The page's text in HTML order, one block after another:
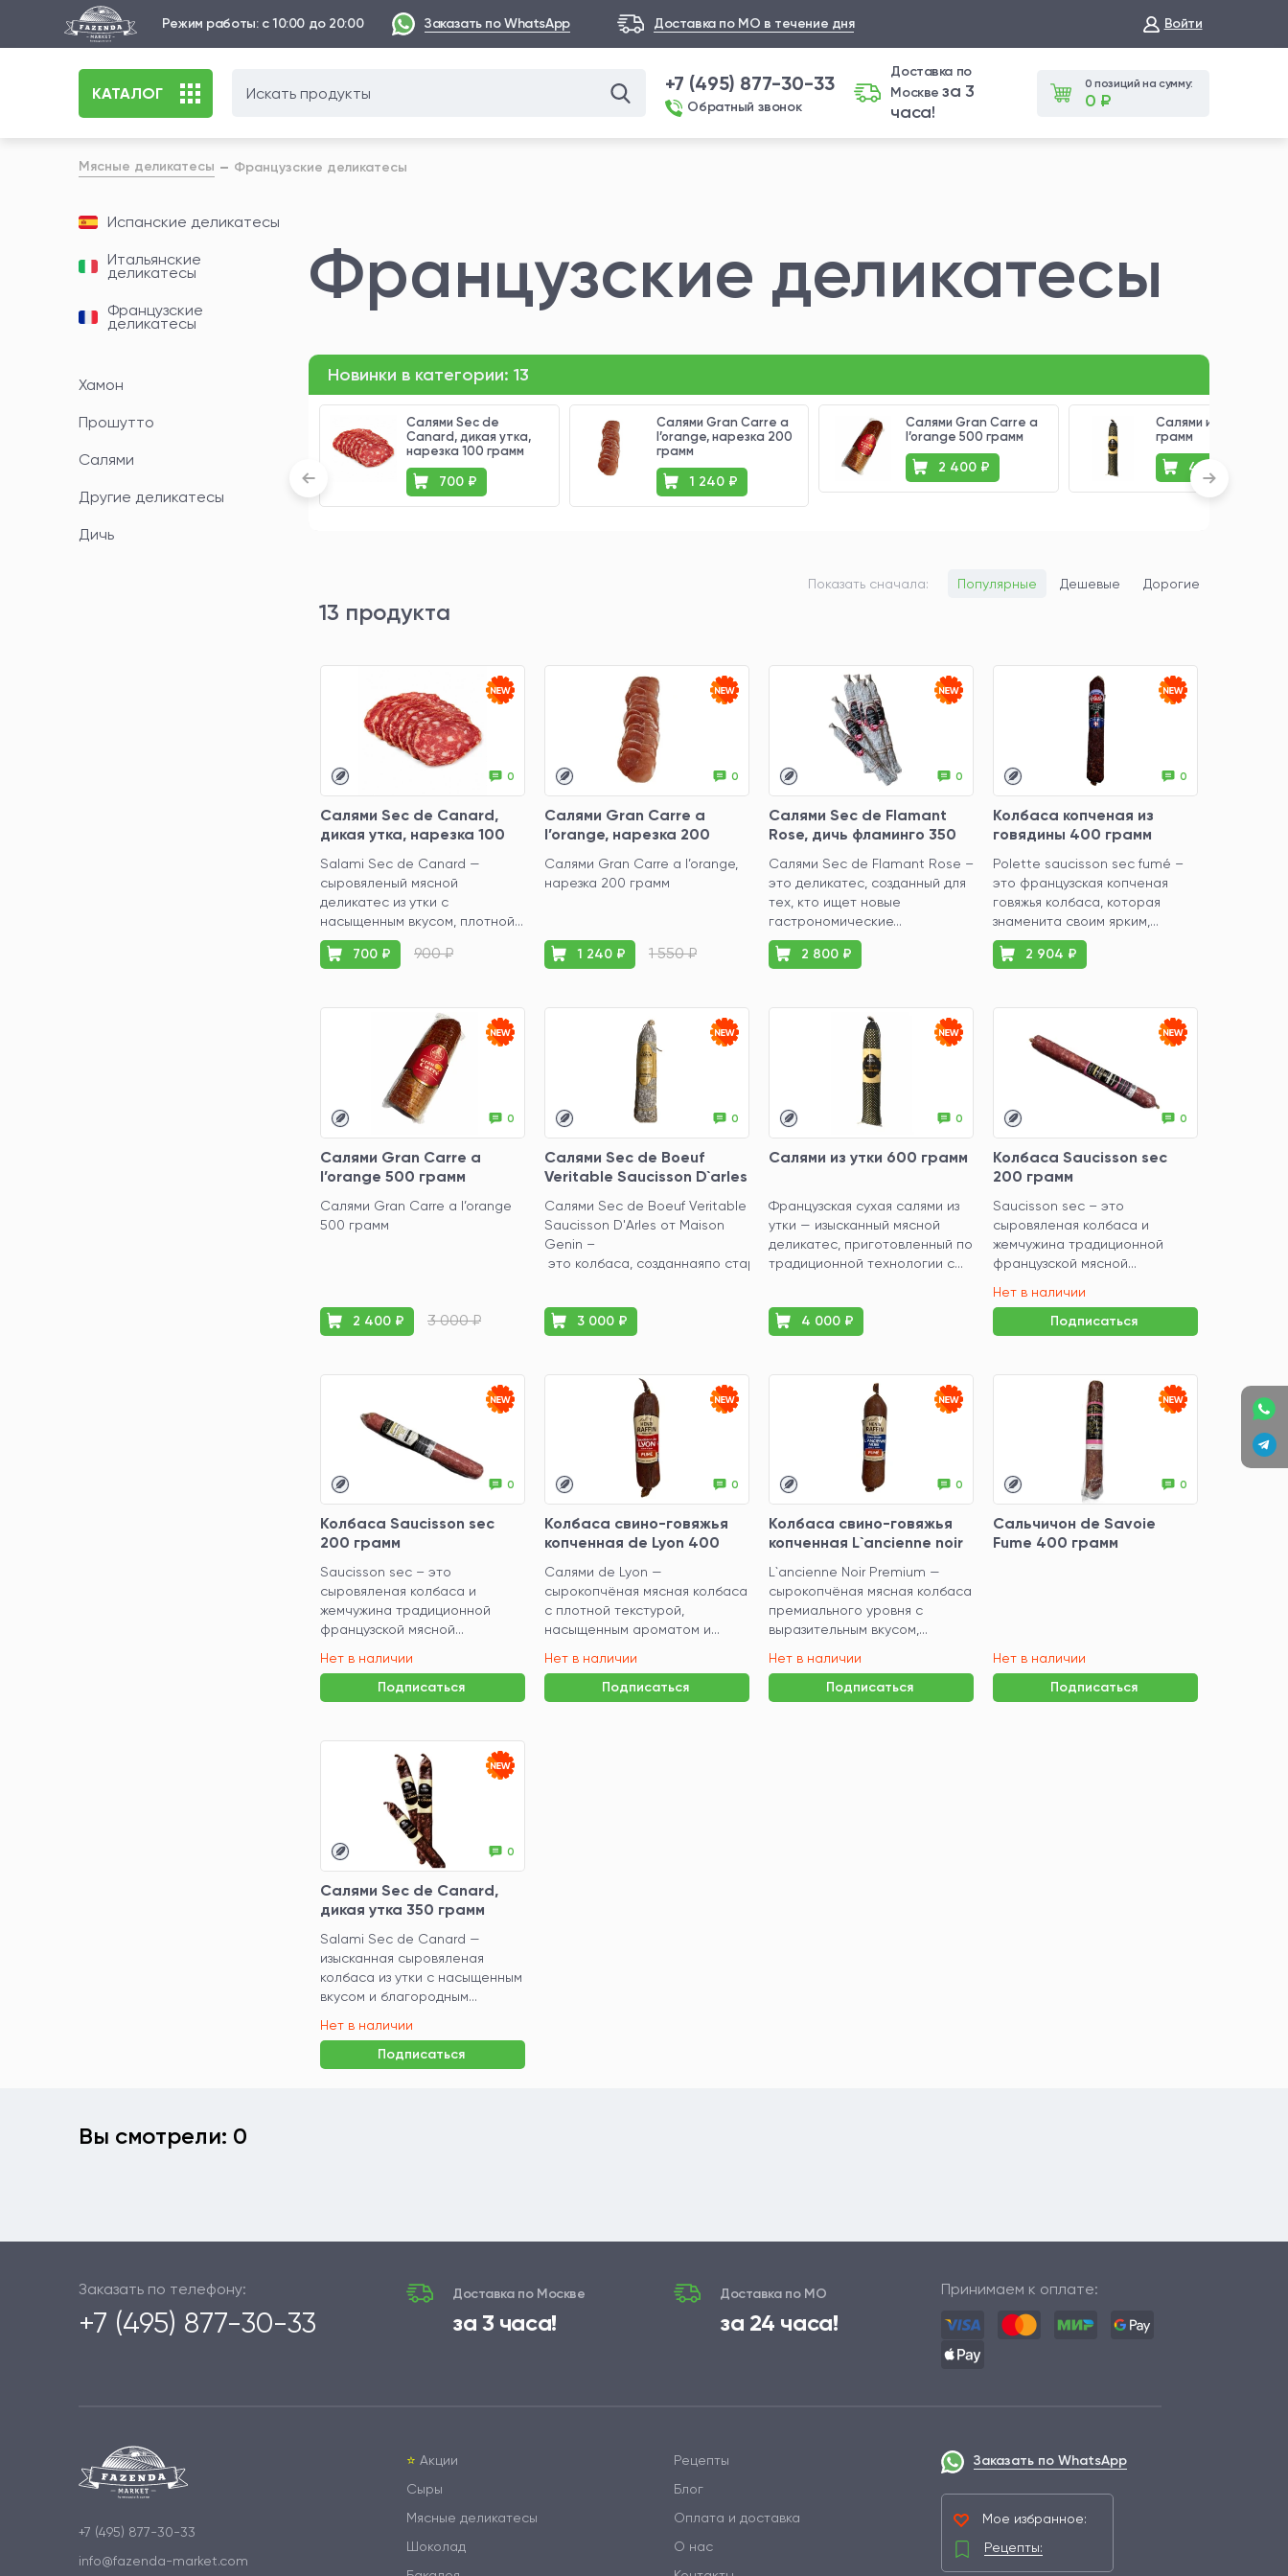
Режим работы: с 10:00 до 20:00 Заказать по WhatsApp Доставка по МО в течение дня Войти
КАТАЛОГ +7 (495) 877-30-33
Обратный звонок
Доставка по
Москвеза 3
часа!
0 позиций на сумму:
0 ₽
Мясные деликатесы Французские деликатесы
Испанские деликатесы
Итальянские
деликатесы
Французские
деликатесы
Хамон
Прошутто
Салями
Другие деликатесы
Дичь
Французские деликатесы
Новинки в категории: 13
Салями Sec de
Canard, дикая утка,
нарезка 100 грамм
700 ₽
Салями Gran Carre a
l’orange, нарезка 200
грамм
1 240 ₽
Салями Gran Carre a
l’orange 500 грамм
2 400 ₽
Салями из утки 600
грамм
4 000 ₽
Показать сначала: Популярные Дешевые Дорогие
13 продукта
0
Салями Sec de Canard,
дикая утка, нарезка 100
Salami Sec de Canard —
сыровяленый мясной
деликатес из утки с
насыщенным вкусом, плотной...
700 ₽ 900 ₽
0
Салями Gran Carre a
l’orange, нарезка 200
Салями Gran Carre a l’orange,
нарезка 200 грамм
1 240 ₽ 1 550 ₽
0
Салями Sec de Flamant
Rose, дичь фламинго 350
Салями Sec de Flamant Rose –
это деликатес, созданный для
тех, кто ищет новые
гастрономические...
2 800 ₽
0
Колбаса копченая из
говядины 400 грамм
Polette saucisson sec fumé –
это французская копченая
говяжья колбаса, которая
знаменита своим ярким,...
2 904 ₽
0
Салями Gran Carre a
l’orange 500 грамм
Салями Gran Carre a l’orange
500 грамм
2 400 ₽ 3 000 ₽
0
Салями Sec de Boeuf
Veritable Saucisson D`arles
Салями Sec de Boeuf Veritable
Saucisson D'Arles от Maison
Genin –
это колбаса, созданнаяпо старинным рецептам французской провинции. Этот...
3 000 ₽
0
Салями из утки 600 грамм
Французская сухая салями из
утки — изысканный мясной
деликатес, приготовленный по
традиционной технологии с...
4 000 ₽
0
Колбаса Saucisson sec
200 грамм
Saucisson sec – это
сыровяленая колбаса и
жемчужина традиционной
французской мясной...
Нет в наличии
Подписаться
0
Колбаса Saucisson sec
200 грамм
Saucisson sec – это
сыровяленая колбаса и
жемчужина традиционной
французской мясной...
Нет в наличии
Подписаться
0
Колбаса свино-говяжья
копченная de Lyon 400
Салями de Lyon —
сырокопчёная мясная колбаса
с плотной текстурой,
насыщенным ароматом и...
Нет в наличии
Подписаться
0
Колбаса свино-говяжья
копченная L`ancienne noir
L`ancienne Noir Premium —
сырокопчёная мясная колбаса
премиального уровня с
выразительным вкусом,...
Нет в наличии
Подписаться
0
Сальчичон de Savoie
Fume 400 грамм
Нет в наличии
Подписаться
0
Салями Sec de Canard,
дикая утка 350 грамм
Salami Sec de Canard —
изысканная сыровяленая
колбаса из утки с насыщенным
вкусом и благородным...
Нет в наличии
Подписаться
Вы смотрели: 0
Заказать по телефону:
+7 (495) 877-30-33
Доставка по Москве
за 3 часа!
Доставка по МО
за 24 часа!
Принимаем к оплате:
+7 (495) 877-30-33
info@fazenda-market.com
⭐️ Акции
Сыры
Мясные деликатесы
Шоколад
Рецепты
Блог
Оплата и доставка
О нас
Заказать по WhatsApp
Мое избранное:
Рецепты: